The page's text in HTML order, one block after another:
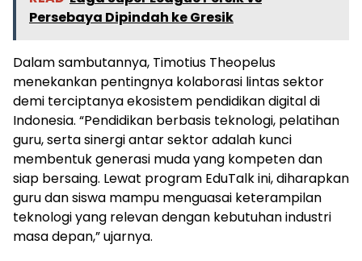
Persebaya Dipindah ke Gresik
Dalam sambutannya, Timotius Theopelus
menekankan pentingnya kolaborasi lintas sektor
demi terciptanya ekosistem pendidikan digital di
Indonesia. “Pendidikan berbasis teknologi, pelatihan
guru, serta sinergi antar sektor adalah kunci
membentuk generasi muda yang kompeten dan
siap bersaing. Lewat program EduTalk ini, diharapkan
guru dan siswa mampu menguasai keterampilan
teknologi yang relevan dengan kebutuhan industri
masa depan,” ujarnya.